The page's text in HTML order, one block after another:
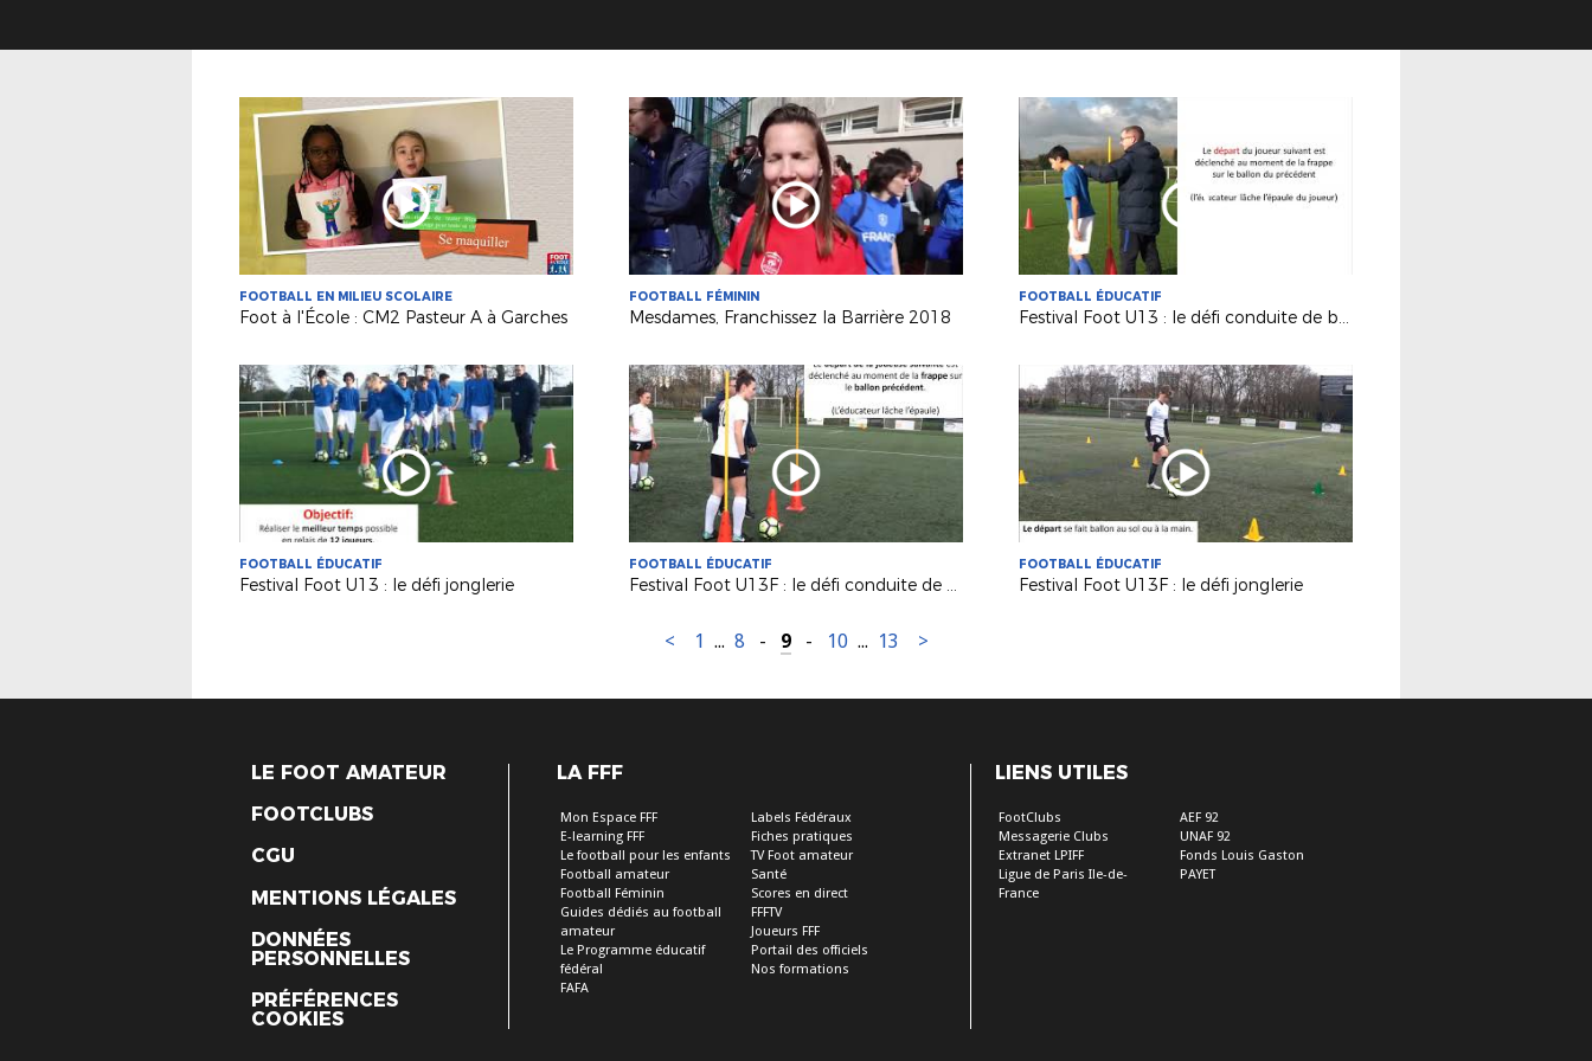
FOOTBALL EN MILIEU SCOLAIRE
Foot à l'École : CM2 Pasteur A à Garches
FOOTBALL FÉMININ
Mesdames, Franchissez la Barrière 2018
FOOTBALL ÉDUCATIF
Festival Foot U13 : le défi conduite de balle
FOOTBALL ÉDUCATIF
Festival Foot U13 : le défi jonglerie
FOOTBALL ÉDUCATIF
Festival Foot U13F : le défi conduite de balle
FOOTBALL ÉDUCATIF
Festival Foot U13F : le défi jonglerie
< 1 ... 8 - 9 - 10 ... 13 >
LE FOOT AMATEUR
FOOTCLUBS
CGU
MENTIONS LÉGALES
DONNÉES
PERSONNELLES
PRÉFÉRENCES
COOKIES
LA FFF
Mon Espace FFF
E-learning FFF
Le football pour les enfants
Football amateur
Football Féminin
Guides dédiés au football
amateur
Le Programme éducatif
fédéral
FAFA
Labels Fédéraux
Fiches pratiques
TV Foot amateur
Santé
Scores en direct
FFFTV
Joueurs FFF
Portail des officiels
Nos formations
LIENS UTILES
FootClubs
Messagerie Clubs
Extranet LPIFF
Ligue de Paris Ile-de-
France
AEF 92
UNAF 92
Fonds Louis Gaston
PAYET